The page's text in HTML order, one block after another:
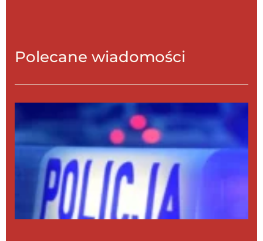
Polecane wiadomości